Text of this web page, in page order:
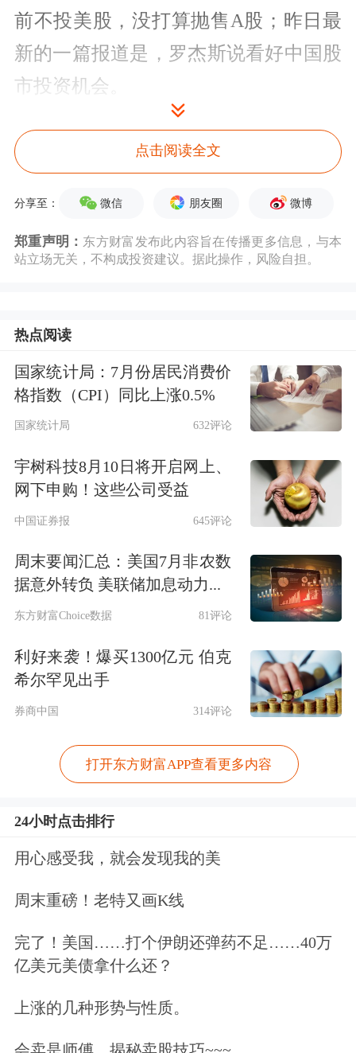
前不投美股，没打算抛售A股；昨日最
新的一篇报道是，罗杰斯说看好中国股
市投资机会。
按百度新闻搜索出来的结果与此类似。
仅看这些采访罗杰斯的文章标题是不是
就已经很有意思了。
既然是国际投资大师，他的投资经自然
师会不会言如其实呢？
笔者认为，投资者需要对此加以辨析。
比如，罗杰斯最新的表态：尽管目前全
球市场因债务高企等问题暗藏危机，但
是仍然可以找到诸多投资机会。相较于
美国股市，中国股市中的一些公司价格
不高，且蕴藏价值，看好中国股市的投
资机会。这个观点就具有普世价值。
子，仅央行的数据就足以说明问题。央
行的数据显示，境外机构和个人持有境
亿元增至了9月份的10210亿元，历史上
股被纳入MSCI指数，中国资本市场国
际化进程取得突破性进展，外资配置A
股的力度明显加大。无论是境内还是境
外资金，其首要的目标是获利，哪里的
收益高就会流向哪里。现在的A股市场
点击阅读全文
分享至： 微信 朋友圈 微博
郑重声明： 东方财富发布此内容旨在传播更多信息，与本
站立场无关，不构成投资建议。据此操作，风险自担。
热点阅读
国家统计局：7月份居民消费价
格指数（CPI）同比上涨0.5%
国家统计局 632评论
宇树科技8月10日将开启网上、
网下申购！这些公司受益
中国证券报 645评论
周末要闻汇总：美国7月非农数
据意外转负 美联储加息动力...
东方财富Choice数据 81评论
利好来袭！爆买1300亿元 伯克
希尔罕见出手
券商中国 314评论
打开东方财富APP查看更多内容
24小时点击排行
用心感受我，就会发现我的美
周末重磅！老特又画K线
完了！美国……打个伊朗还弹药不足……40万
亿美元美债拿什么还？
上涨的几种形势与性质。